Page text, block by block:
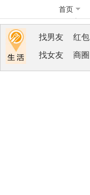
首页
找男友 红包
找女友 商圈